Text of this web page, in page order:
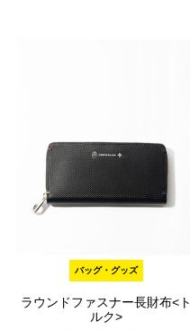
バッグ・グッズ
ラウンドファスナー長財布<ト
ルク>